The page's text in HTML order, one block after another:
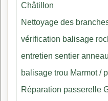
Châtillon
Nettoyage des
vérification balisage
entretien sentier
balisage trou Marmot /
Réparation passerelle